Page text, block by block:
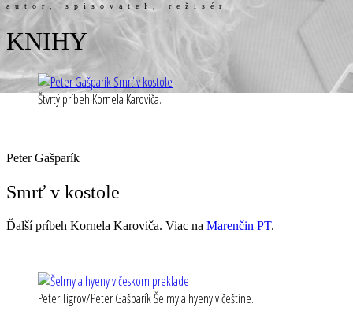
autor, spisovateľ, režisér
KNIHY
Štvrtý príbeh Kornela Karoviča.
Peter Gašparík
Smrť v kostole
Ďalší príbeh Kornela Karoviča. Viac na Marenčin PT.
Peter Tigrov/Peter Gašparík Šelmy a hyeny v češtine.